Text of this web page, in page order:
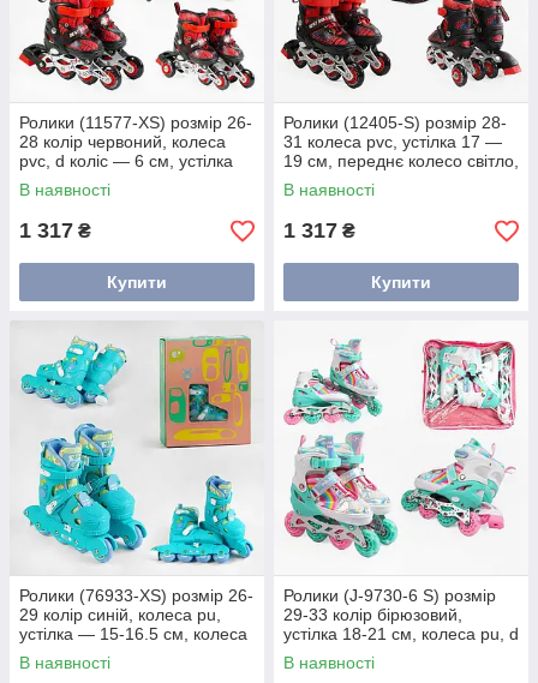
Ролики (11577-XS) розмір 26-
28 колір червоний, колеса
pvc, d коліс — 6 см, устілка
15-17 см, переднє зі світлом,
переставні
В наявності
1 317 ₴
Купити
Ролики (12405-S) розмір 28-
31 колеса pvc, устілка 17 —
19 см, переднє колесо світло,
d — 6.5 см, шолом — 21х17
см, захист, у
В наявності
1 317 ₴
Купити
Ролики (76933-XS) розмір 26-
29 колір синій, колеса pu,
устілка — 15-16.5 см, колеса
d — 6 см, у коробці
В наявності
Ролики (J-9730-6 S) розмір
29-33 колір бірюзовий,
устілка 18-21 см, колеса pu, d
коліс — 6 см, підсвітка коліс,
у сумці
В наявності